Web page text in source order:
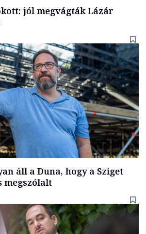
jól megvágták Lázár
áll a Duna, hogy a Sziget
megszólalt